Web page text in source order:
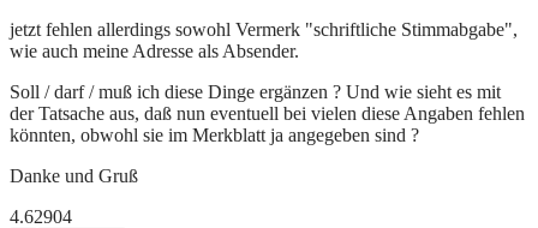
jetzt fehlen allerdings sowohl Vermerk "schriftliche Stimmabgabe",
wie auch meine Adresse als Absender.
Soll / darf / muß ich diese Dinge ergänzen ? Und wie sieht es mit
der Tatsache aus, daß nun eventuell bei vielen diese Angaben fehlen
könnten, obwohl sie im Merkblatt ja angegeben sind ?
Danke und Gruß
4.62904